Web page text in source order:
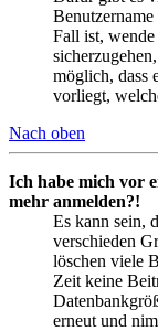
Fall ist,
möglich, dass
vorliegt,
Nach oben
Ich habe mich vor
mehr anmelden?!
Es kann sein,
verschieden
löschen viele
Zeit keine
erneut und